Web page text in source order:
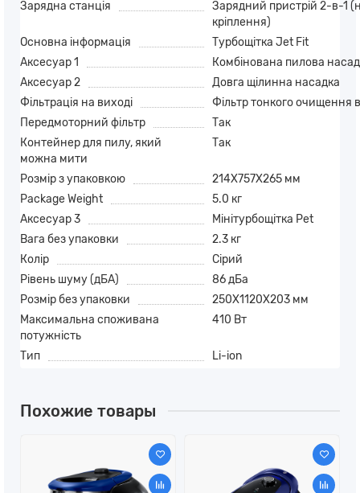
Зарядна станція
Зарядний пристрій 2-в-1
кріплення)
Основна інформація
Турбощітка Jet Fit
Аксесуар 1
Комбінована пилова
Аксесуар 2
Довга щілинна насадка
Фільтрація на виході
Фільтр тонкого очищення
Передмоторний фільтр
Так
Контейнер для пилу, який
можна мити
Так
Розмір з упаковкою
214X757X265 мм
Package Weight
5.0 кг
Аксесуар 3
Мінітурбощітка Pet
Вага без упаковки
2.3 кг
Колір
Сірий
Рівень шуму (дБА)
86 дБа
Розмір без упаковки
250X1120X203 мм
Максимальна споживана
потужність
410 Вт
Тип Li-ion
Похожие товары